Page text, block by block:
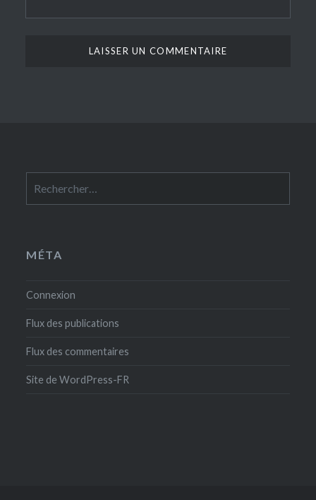
MÉTA
Connexion
Flux des publications
Flux des commentaires
Site de WordPress-FR